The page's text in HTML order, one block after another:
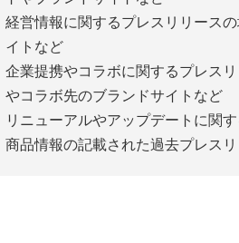
経営情報に関するプレスリリース
イトなど
企業提携やコラボに関するプレス
やコラボ先のブランドサイトなど
リニューアルやアップデートに関
商品情報の記載された過去プレス